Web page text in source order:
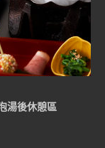
湯後休憩區